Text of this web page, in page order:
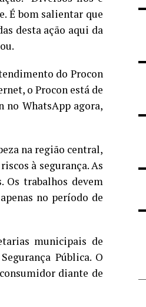
É bom salientar que
desta ação aqui da
do Procon
o Procon está de
no WhatsApp agora,
na região central,
à segurança. As
Os trabalhos devem
no período de
municipais de
Pública. O
diante de